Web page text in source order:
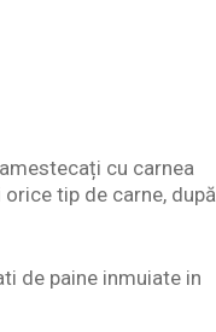
cu carnea
tip de carne, după
de paine inmuiate in